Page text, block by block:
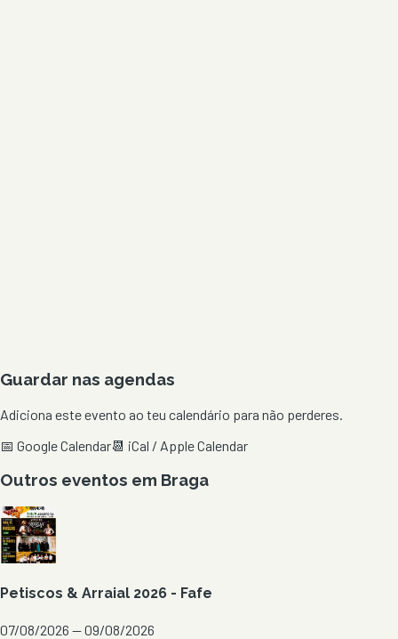
Guardar nas agendas
Adiciona este evento ao teu calendário para não perderes.
📅 Google Calendar📆 iCal / Apple Calendar
Outros eventos em Braga
Petiscos & Arraial 2026 - Fafe
07/08/2026 — 09/08/2026